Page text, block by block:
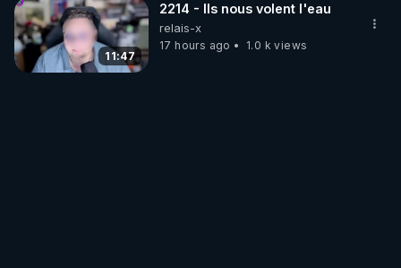
11:47
2214 - Ils nous volent l'eau
relais-x
17 hours ago
1.0 k views